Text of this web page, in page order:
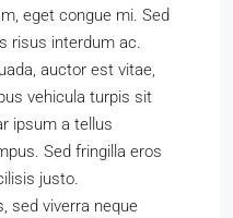
eget congue mi. Sed
risus interdum ac.
auctor est vitae,
vehicula turpis sit
ipsum a tellus
Sed fringilla eros
justo.
sed viverra neque